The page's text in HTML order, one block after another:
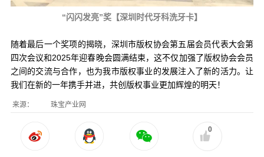
“闪闪发亮”奖【深圳时代牙科洗牙卡】
随着最后一个奖项的揭晓，深圳市版权协会第五届会员代表大会第
四次会议和2025年迎春晚会圆满结束，这不仅加强了版权协会会员
之间的交流与合作，也为我市版权事业的发展注入了新的活力。让
我们在新的一年携手并进，共创版权事业更加辉煌的明天！
来源： 珠宝产业网
0